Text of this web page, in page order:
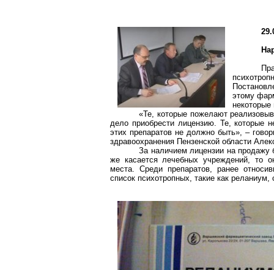
этому
некоторые
«Те, которые пожелают
дело приобрести лицензию. Те, которые
этих препаратов не должно быть», –
здравоохранения Пензенской области
За наличием лицензии на продажу
же касается лечебных учреждений, то
места. Среди препаратов, ранее
список психотропных, такие как реланиум,